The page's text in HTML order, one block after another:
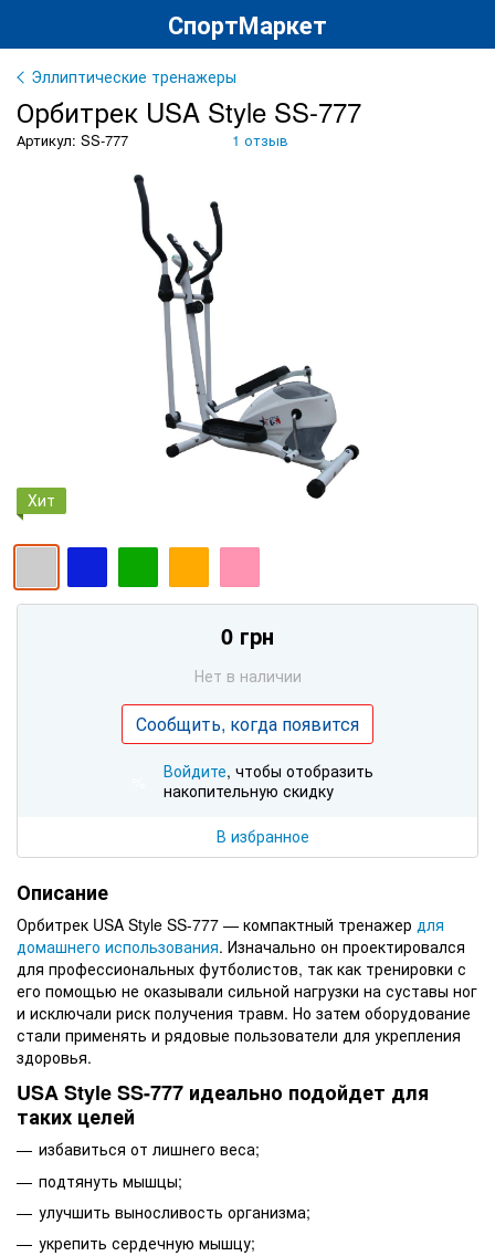
СпортМаркет
Эллиптические тренажеры
Орбитрек USA Style SS-777
Артикул: SS-777 1 отзыв
Хит
0 грн
Нет в наличии
Сообщить, когда появится
Войдите, чтобы отобразить
накопительную скидку
В избранное
Описание
Орбитрек USA Style SS-777 — компактный тренажер для
домашнего использования. Изначально он проектировался
для профессиональных футболистов, так как тренировки с
его помощью не оказывали сильной нагрузки на суставы ног
и исключали риск получения травм. Но затем оборудование
стали применять и рядовые пользователи для укрепления
здоровья.
USA Style SS-777 идеально подойдет для
таких целей
избавиться от лишнего веса;
подтянуть мышцы;
улучшить выносливость организма;
укрепить сердечную мышцу;